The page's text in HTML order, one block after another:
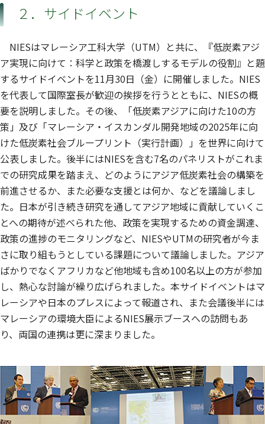
２．サイドイベント
NIESはマレーシア工科大学（UTM）と共に、『低炭素アジ
ア実現に向けて：科学と政策を橋渡しするモデルの役割』と題
するサイドイベントを11月30日（金）に開催しました。NIES
を代表して国際室長が歓迎の挨拶を行うとともに、NIESの概
要を説明しました。その後、「低炭素アジアに向けた10の方
策」及び「マレーシア・イスカンダル開発地域の2025年に向
けた低炭素社会ブループリント（実行計画）」を世界に向けて
公表しました。後半にはNIESを含む7名のパネリストがこれま
での研究成果を踏まえ、どのようにアジア低炭素社会の構築を
前進させるか、また必要な支援とは何か、などを議論しまし
た。日本が引き続き研究を通してアジア地域に貢献していくこ
とへの期待が述べられた他、政策を実現するための資金調達、
政策の進捗のモニタリングなど、NIESやUTMの研究者が今ま
さに取り組もうとしている課題について議論しました。アジア
ばかりでなくアフリカなど他地域も含め100名以上の方が参加
し、熱心な討論が繰り広げられました。本サイドイベントはマ
レーシアや日本のプレスによって報道され、また会議後半には
マレーシアの環境大臣によるNIES展示ブースへの訪問もあ
り、両国の連携は更に深まりました。